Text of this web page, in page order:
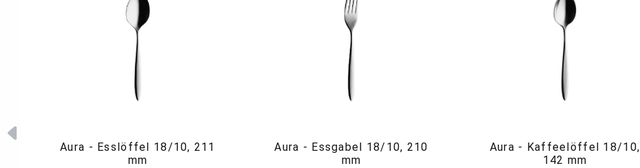
Aura - Esslöffel 18/10, 211
mm
Aura - Essgabel 18/10, 210
mm
Aura - Kaffeelöffel 18/10,
142 mm